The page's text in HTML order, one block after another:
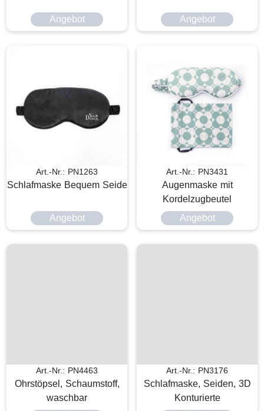
Angebot Angebot
Art.-Nr.: PN1263
Schlafmaske Bequem Seide
Angebot
Art.-Nr.: PN3431
Augenmaske mit
Kordelzugbeutel
Angebot
Art.-Nr.: PN4463
Ohrstöpsel, Schaumstoff,
waschbar
Art.-Nr.: PN3176
Schlafmaske, Seiden, 3D
Konturierte